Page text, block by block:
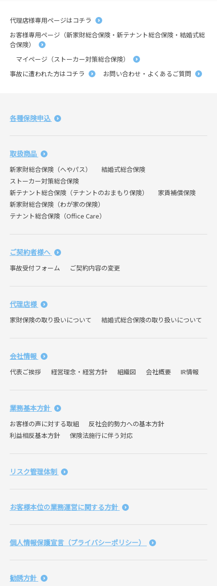
代理店様専用ページはコチラ
お客様専用ページ（新家財総合保険・新テナント総合保険・結婚式総
合保険）
マイページ（ストーカー対策総合保険）
事故に遭われた方はコチラ
お問い合わせ・よくあるご質問
各種保険申込
取扱商品
新家財総合保険（へやパス）
結婚式総合保険
ストーカー対策総合保険
新テナント総合保険（テナントのおまもり保険）
家賃補償保険
新家財総合保険（わが家の保険）
テナント総合保険（Office Care）
ご契約者様へ
事故受付フォーム ご契約内容の変更
代理店様
家財保険の取り扱いについて 結婚式総合保険の取り扱いについて
会社情報
代表ご挨拶 経営理念・経営方針 組織図 会社概要 IR情報
業務基本方針
お客様の声に対する取組
反社会的勢力への基本方針
利益相反基本方針
保険法施行に伴う対応
リスク管理体制
お客様本位の業務運営に関する方針
個人情報保護宣言（プライバシーポリシー）
勧誘方針